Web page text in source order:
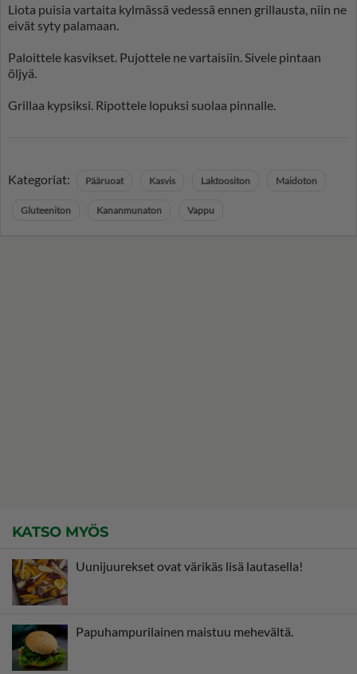
Liota puisia vartaita kylmässä vedessä ennen grillausta, niin ne
eivät syty palamaan.
Paloittele kasvikset. Pujottele ne vartaisiin. Sivele pintaan
öljyä.
Grillaa kypsiksi. Ripottele lopuksi suolaa pinnalle.
Kategoriat: Pääruoat Kasvis Laktoositon Maidoton
Gluteeniton Kananmunaton Vappu
KATSO MYÖS
Uunijuurekset ovat värikäs lisä lautasella!
Papuhampurilainen maistuu mehevältä.